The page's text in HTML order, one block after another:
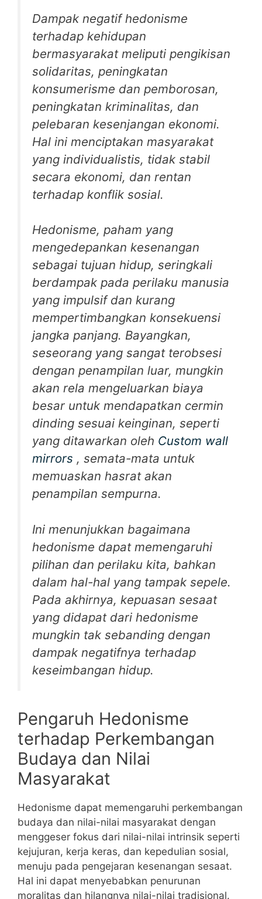
Dampak negatif hedonisme
terhadap kehidupan
bermasyarakat meliputi pengikisan
solidaritas, peningkatan
konsumerisme dan pemborosan,
peningkatan kriminalitas, dan
pelebaran kesenjangan ekonomi.
Hal ini menciptakan masyarakat
yang individualistis, tidak stabil
secara ekonomi, dan rentan
terhadap konflik sosial.
Hedonisme, paham yang
mengedepankan kesenangan
sebagai tujuan hidup, seringkali
berdampak pada perilaku manusia
yang impulsif dan kurang
mempertimbangkan konsekuensi
jangka panjang. Bayangkan,
seseorang yang sangat terobsesi
dengan penampilan luar, mungkin
akan rela mengeluarkan biaya
besar untuk mendapatkan cermin
dinding sesuai keinginan, seperti
yang ditawarkan oleh Custom wall
mirrors , semata-mata untuk
memuaskan hasrat akan
penampilan sempurna.
Ini menunjukkan bagaimana
hedonisme dapat memengaruhi
pilihan dan perilaku kita, bahkan
dalam hal-hal yang tampak sepele.
Pada akhirnya, kepuasan sesaat
yang didapat dari hedonisme
mungkin tak sebanding dengan
dampak negatifnya terhadap
keseimbangan hidup.
Pengaruh Hedonisme
terhadap Perkembangan
Budaya dan Nilai
Masyarakat
Hedonisme dapat memengaruhi perkembangan
budaya dan nilai-nilai masyarakat dengan
menggeser fokus dari nilai-nilai intrinsik seperti
kejujuran, kerja keras, dan kepedulian sosial,
menuju pada pengejaran kesenangan sesaat.
Hal ini dapat menyebabkan penurunan
moralitas dan hilangnya nilai-nilai tradisional.